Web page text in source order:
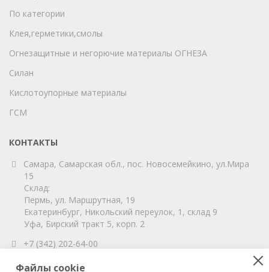
По категории
Клея,герметики,смолы
Огнезащитные и негорючие материалы ОГНЕЗА
Силан
Кислотоупорные материалы
ГСМ
КОНТАКТЫ
Самара, Самарская обл., пос. Новосемейкино, ул.Мира
15
Склад:
Пермь, ул. Маршрутная, 19
Екатеринбург, Никольский переулок, 1, склад 9
Уфа, Бирский тракт 5, корп. 2
+7 (342) 202-64-00
info@vitahim-perm.ru
Файлы cookie